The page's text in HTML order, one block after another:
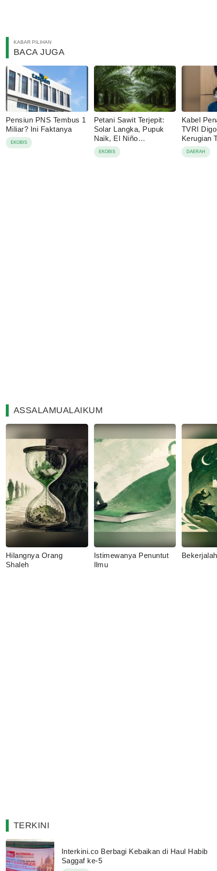
KABAR PILIHAN
BACA JUGA
Pensiun PNS Tembus 1
Miliar? Ini Faktanya
EKOBIS
Petani Sawit Terjepit:
Solar Langka, Pupuk
Naik, El Niño
Mengancam
EKOBIS
Kabel
TVRI
Kerugian
Juta
DAERAH
ASSALAMUALAIKUM
Hilangnya Orang
Shaleh
Istimewanya Penuntut
Ilmu
Bekerjalah
TERKINI
Interkini.co Berbagi Kebaikan di Haul Habib
Saggaf ke-5